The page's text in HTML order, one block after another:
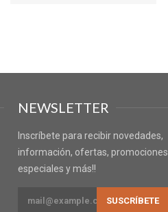
NEWSLETTER
Inscríbete para recibir novedades,
información, ofertas, promociones
especiales y más!!